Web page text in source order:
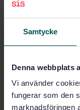
Samtycke
Denna webbplats
Vi använder
fungerar som den
marknadsföringen
PDF
Language: